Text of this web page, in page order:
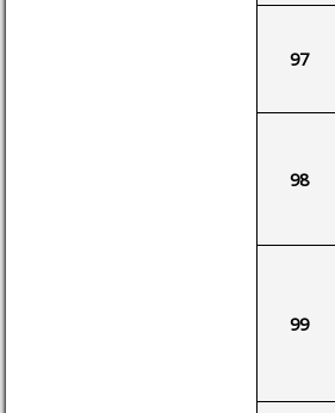
97
98
99